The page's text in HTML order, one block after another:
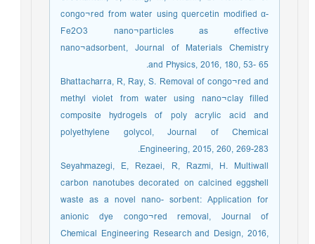
congo¬red from water using quercetin modified α-
Fe2O3 nano¬particles as effective
nano¬adsorbent, Journal of Materials Chemistry
and Physics, 2016, 180, 53- 65.
Bhattacharra, R, Ray, S. Removal of congo¬red and
methyl violet from water using nano¬clay filled
composite hydrogels of poly acrylic acid and
polyethylene golycol, Journal of Chemical
Engineering, 2015, 260, 269-283.
Seyahmazegi, E, Rezaei, R, Razmi, H. Multiwall
carbon nanotubes decorated on calcined eggshell
waste as a novel nano- sorbent: Application for
anionic dye congo¬red removal, Journal of
Chemical Engineering Research and Design, 2016,